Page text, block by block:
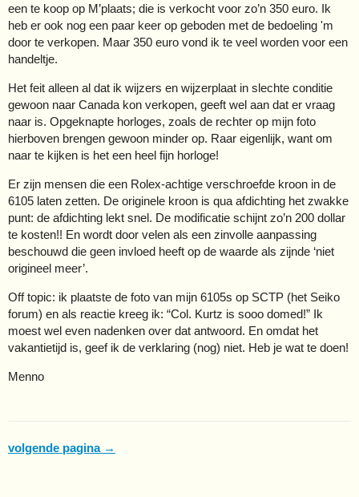
een te koop op M’plaats; die is verkocht voor zo’n 350 euro. Ik
heb er ook nog een paar keer op geboden met de bedoeling 'm
door te verkopen. Maar 350 euro vond ik te veel worden voor een
handeltje.
Het feit alleen al dat ik wijzers en wijzerplaat in slechte conditie
gewoon naar Canada kon verkopen, geeft wel aan dat er vraag
naar is. Opgeknapte horloges, zoals de rechter op mijn foto
hierboven brengen gewoon minder op. Raar eigenlijk, want om
naar te kijken is het een heel fijn horloge!
Er zijn mensen die een Rolex-achtige verschroefde kroon in de
6105 laten zetten. De originele kroon is qua afdichting het zwakke
punt: de afdichting lekt snel. De modificatie schijnt zo’n 200 dollar
te kosten!! En wordt door velen als een zinvolle aanpassing
beschouwd die geen invloed heeft op de waarde als zijnde ‘niet
origineel meer’.
Off topic: ik plaatste de foto van mijn 6105s op SCTP (het Seiko
forum) en als reactie kreeg ik: “Col. Kurtz is sooo domed!” Ik
moest wel even nadenken over dat antwoord. En omdat het
vakantietijd is, geef ik de verklaring (nog) niet. Heb je wat te doen!
Menno
volgende pagina →